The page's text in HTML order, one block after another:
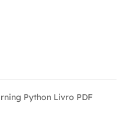
Python Livro PDF